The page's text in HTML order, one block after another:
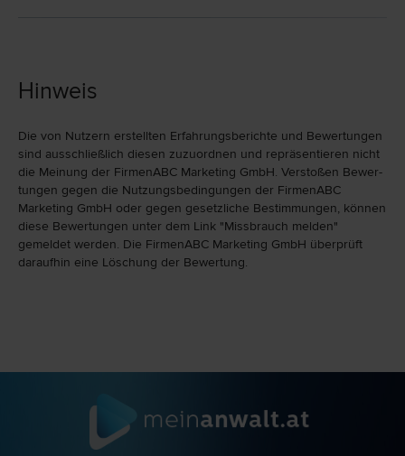
Hinweis
Die von Nutzern erstellten Erfahrungs­berichte und Bewer­tungen
sind ausschließlich diesen zuzu­ord­nen und repräsen­tieren nicht
die Meinung der FirmenABC Marketing GmbH. Verstoßen Bewer­
tungen gegen die Nutzungs­bedingungen der FirmenABC
Marketing GmbH oder gegen gesetzliche Bestim­mungen, können
diese Bewertungen unter dem Link "Miss­brauch melden"
gemeldet werden. Die FirmenABC Marketing GmbH überprüft
daraufhin eine Löschung der Bewertung.